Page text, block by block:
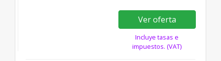
Ver oferta
Incluye tasas e
impuestos. (VAT)